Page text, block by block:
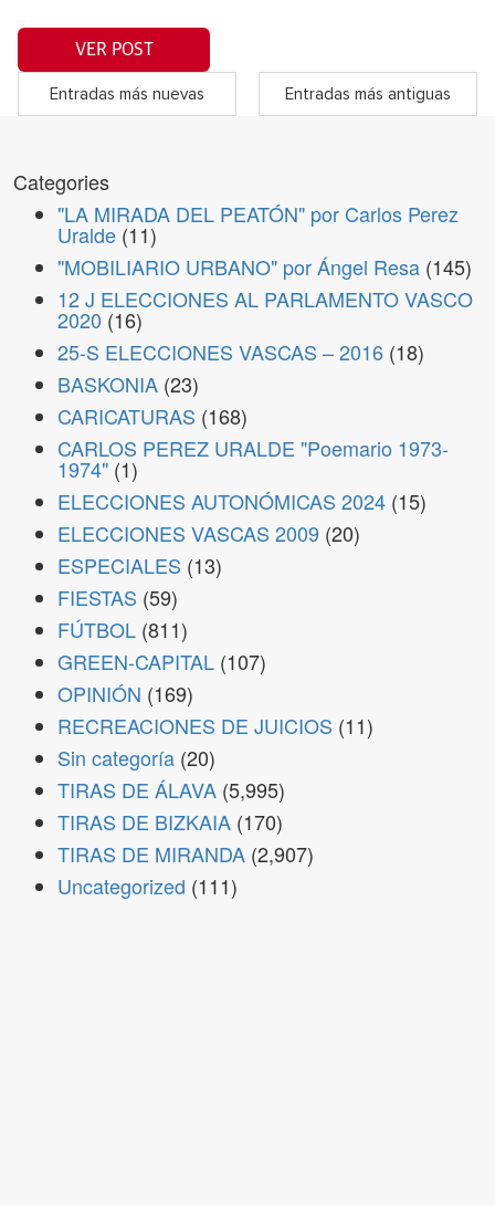
VER POST
Entradas más nuevas Entradas más antiguas
Categories
"LA MIRADA DEL PEATÓN" por Carlos Perez
Uralde (11)
"MOBILIARIO URBANO" por Ángel Resa (145)
12 J ELECCIONES AL PARLAMENTO VASCO
2020 (16)
25-S ELECCIONES VASCAS – 2016 (18)
BASKONIA (23)
CARICATURAS (168)
CARLOS PEREZ URALDE "Poemario 1973-
1974" (1)
ELECCIONES AUTONÓMICAS 2024 (15)
ELECCIONES VASCAS 2009 (20)
ESPECIALES (13)
FIESTAS (59)
FÚTBOL (811)
GREEN-CAPITAL (107)
OPINIÓN (169)
RECREACIONES DE JUICIOS (11)
Sin categoría (20)
TIRAS DE ÁLAVA (5,995)
TIRAS DE BIZKAIA (170)
TIRAS DE MIRANDA (2,907)
Uncategorized (111)